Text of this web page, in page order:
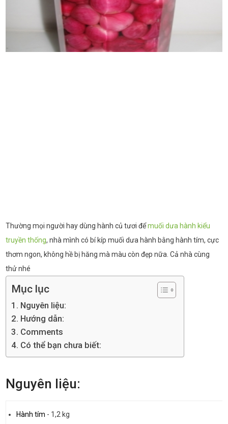
Thường mọi người hay dùng hành củ tươi đểmuối dưa hành kiểu
truyền thống, nhà mình có bí kíp muối dưa hành bằng hành tím, cực
thơm ngon, không hề bị hăng mà màu còn đẹp nữa. Cả nhà cùng
thử nhé
Mục lục
Nguyên liệu:
Hướng dẫn:
Comments
Có thể bạn chưa biết:
Nguyên liệu:
Hành tím - 1,2 kg